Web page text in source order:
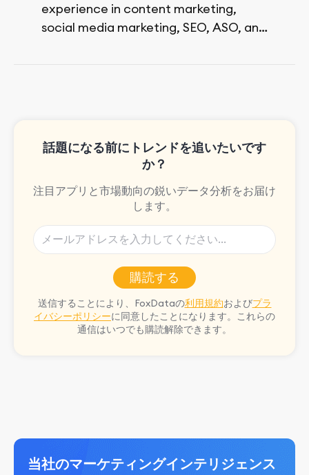
experience in content marketing,
social media marketing, SEO, ASO, and
話題になる前にトレンドを追いたいです
か？
注目アプリと市場動向の鋭いデータ分析をお届け
します。
購読する
送信することにより、FoxDataの利用規約およびプラ
イバシーポリシーに同意したことになります。これらの
通信はいつでも購読解除できます。
当社のマーケティングインテリジェンス